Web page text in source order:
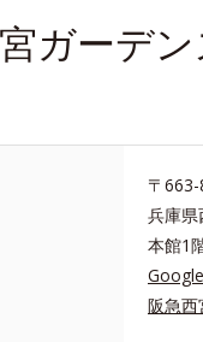
ガーデ
〒
兵庫
本館1
阪急西